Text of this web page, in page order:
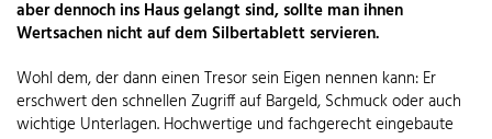
aber dennoch ins Haus gelangt sind, sollte man ihnen
Wertsachen nicht auf dem Silbertablett servieren.
Wohl dem, der dann einen Tresor sein Eigen nennen kann: Er
erschwert den schnellen Zugriff auf Bargeld, Schmuck oder auch
wichtige Unterlagen. Hochwertige und fachgerecht eingebaute